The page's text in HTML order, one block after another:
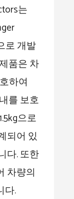
는
로 개발
품은 차
하여
를 보호
으로
되어 있
다. 또한
차량의
다.